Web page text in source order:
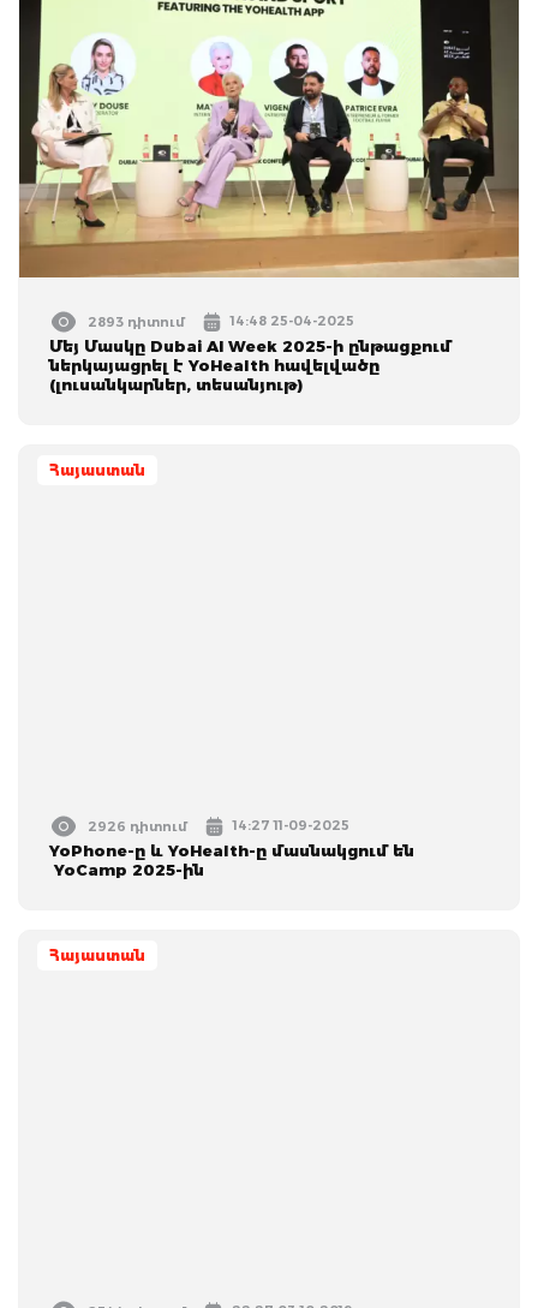
2893 դիտում 14:48 25-04-2025
Մեյ Մասկը Dubai AI Week 2025-ի ընթացքում
ներկայացրել է YoHealth հավելվածը
(լուսանկարներ, տեսանյութ)
Հայաստան
2926 դիտում 14:27 11-09-2025
YoPhone-ը և YoHealth-ը մասնակցում են
YoCamp 2025-ին
Հայաստան